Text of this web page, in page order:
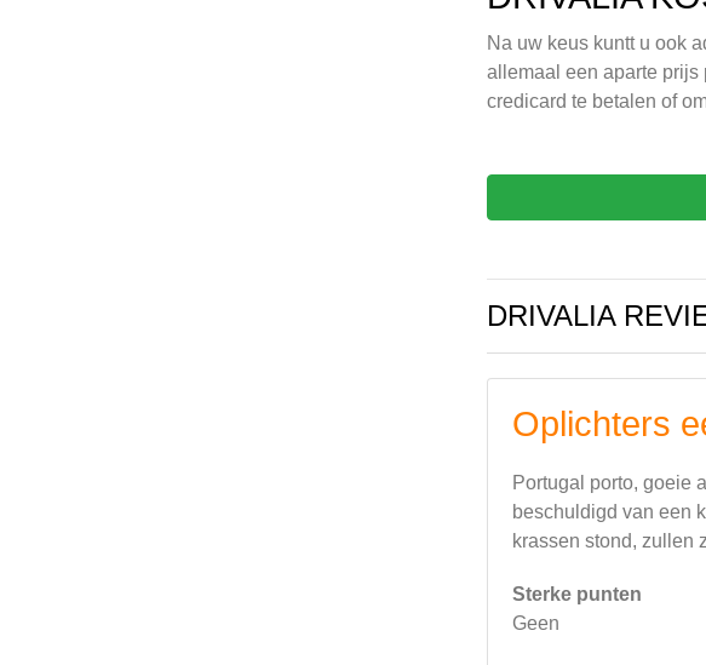
Na uw keus kuntt u ook
allemaal een aparte prijs
credicard te betalen of
DRIVALIA
Oplichters
Portugal porto, goeie
beschuldigd van een
krassen stond, zullen
Sterke punten
Geen